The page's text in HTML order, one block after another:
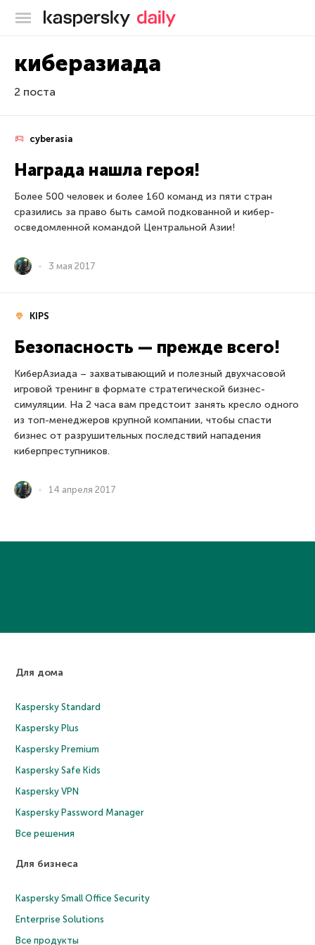
Блог Касперского
киберазиада
2 поста
cyberasia
Награда нашла героя!
Более 500 человек и более 160 команд из пяти стран
сразились за право быть самой подкованной и кибер-
осведомленной командой Центральной Азии!
3 мая 2017
KIPS
Безопасность — прежде всего!
КиберАзиада – захватывающий и полезный двухчасовой
игровой тренинг в формате стратегической бизнес-
симуляции. На 2 часа вам предстоит занять кресло одного
из топ-менеджеров крупной компании, чтобы спасти
бизнес от разрушительных последствий нападения
киберпреступников.
14 апреля 2017
Для дома
Kaspersky Standard
Kaspersky Plus
Kaspersky Premium
Kaspersky Safe Kids
Kaspersky VPN
Kaspersky Password Manager
Все решения
Для бизнеса
Kaspersky Small Office Security
Enterprise Solutions
Все продукты